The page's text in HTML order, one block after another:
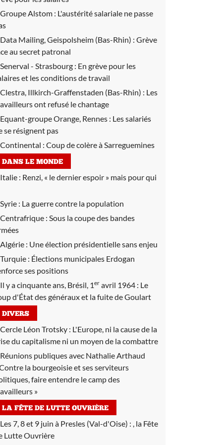
Groupe Alstom : L'austérité salariale ne passe
Data Mailing, Geispolsheim (Bas-Rhin) : Grève
au secret patronal
Senerval - Strasbourg : En grève pour les
et les conditions de travail
Clestra, Illkirch-Graffenstaden (Bas-Rhin) : Les
ont refusé le chantage
Equant-groupe Orange, Rennes : Les salariés
se résignent pas
Continental : Coup de colère à Sarreguemines
DANS LE MONDE
Italie : Renzi, « le dernier espoir » mais pour qui
Syrie : La guerre contre la population
Centrafrique : Sous la coupe des bandes
Algérie : Une élection présidentielle sans enjeu
Turquie : Élections municipales Erdogan
ses positions
Il y a cinquante ans, Brésil, 1er avril 1964 : Le
d'État des généraux et la fuite de Goulart
DIVERS
Cercle Léon Trotsky : L'Europe, ni la cause de la
du capitalisme ni un moyen de la combattre
Réunions publiques avec Nathalie Arthaud
la bourgeoisie et ses serviteurs
faire entendre le camp des
»
LA FÊTE DE LUTTE OUVRIÈRE
Les 7, 8 et 9 juin à Presles (Val-d'Oise) : , la Fête
Lutte Ouvrière